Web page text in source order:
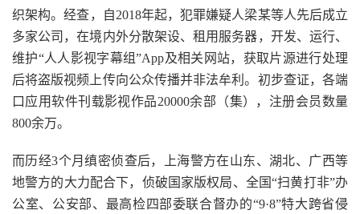
织架构。经查，自2018年起，犯罪嫌疑人梁某等人先后成立
多家公司，在境内外分散架设、租用服务器，开发、运行、
维护“人人影视字幕组”App及相关网站，获取片源进行处理
后将盗版视频上传向公众传播并非法牟利。初步查证，各端
口应用软件刊载影视作品20000余部（集），注册会员数量
800余万。
而历经3个月缜密侦查后，上海警方在山东、湖北、广西等
地警方的大力配合下，侦破国家版权局、全国“扫黄打非”办
公室、公安部、最高检四部委联合督办的“9·8”特大跨省侵